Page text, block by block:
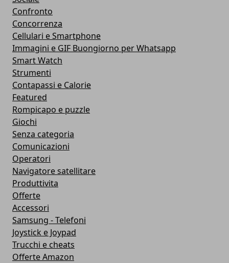
Confronto
Concorrenza
Cellulari e Smartphone
Immagini e GIF Buongiorno per Whatsapp
Smart Watch
Strumenti
Contapassi e Calorie
Featured
Rompicapo e puzzle
Giochi
Senza categoria
Comunicazioni
Operatori
Navigatore satellitare
Produttivita
Offerte
Accessori
Samsung - Telefoni
Joystick e Joypad
Trucchi e cheats
Offerte Amazon